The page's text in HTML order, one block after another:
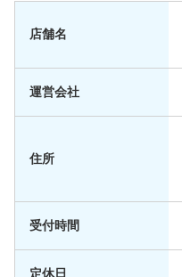
店舗名
運営会社
住所
受付時間
定休日